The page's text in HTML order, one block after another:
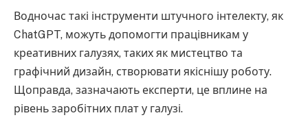
Водночас такі інструменти штучного інтелекту, як
ChatGPT, можуть допомогти працівникам у
креативних галузях, таких як мистецтво та
графічний дизайн, створювати якіснішу роботу.
Щоправда, зазначають експерти, це вплине на
рівень заробітних плат у галузі.